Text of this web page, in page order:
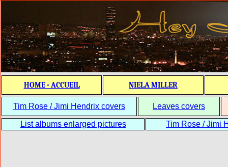
HOME - ACCUEIL NIELA MILLER
Tim Rose / Jimi Hendrix covers Leaves covers
List albums enlarged pictures Tim Rose / Jimi